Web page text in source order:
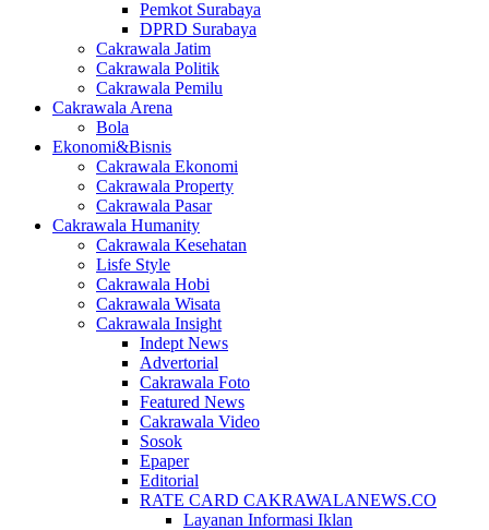
Pemkot Surabaya
DPRD Surabaya
Cakrawala Jatim
Cakrawala Politik
Cakrawala Pemilu
Cakrawala Arena
Bola
Ekonomi&Bisnis
Cakrawala Ekonomi
Cakrawala Property
Cakrawala Pasar
Cakrawala Humanity
Cakrawala Kesehatan
Lisfe Style
Cakrawala Hobi
Cakrawala Wisata
Cakrawala Insight
Indept News
Advertorial
Cakrawala Foto
Featured News
Cakrawala Video
Sosok
Epaper
Editorial
RATE CARD CAKRAWALANEWS.CO
Layanan Informasi Iklan